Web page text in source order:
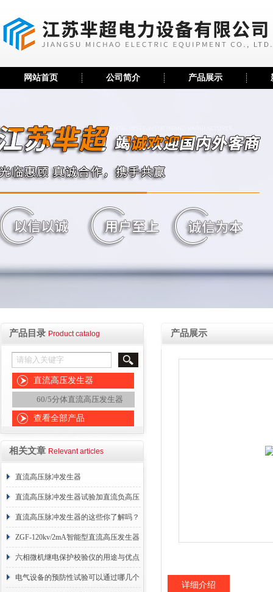
网站首页 公司简介 产品展示
产品目录 Product catalog
直流高压发生器
60/5分体直流高压发生器
查看全部产品
相关文章 Relevant articles
直流高压脉冲发生器
直流高压脉冲发生器试验加直流负高压
的原因是什么？
直流高压脉冲发生器的这些你了解吗？
ZGF-120kv/2mA智能型直流高压发生器
六相微机继电保护校验仪的用途与优点
解析
电气设备的预防性试验可以通过哪几个
产品展示
详细介绍